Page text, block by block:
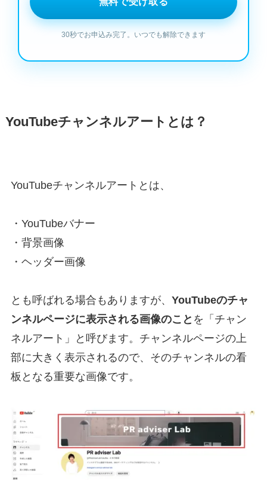
YouTubeチャンネルアートとは？
YouTubeチャンネルアートとは、
・YouTubeバナー
・背景画像
・ヘッダー画像
とも呼ばれる場合もありますが、 YouTubeのチャ
ンネルページに表示される画像のこと を「チャン
ネルアート」と呼びます。チャンネルページの上
部に大きく表示されるので、そのチャンネルの看
板となる重要な画像です。